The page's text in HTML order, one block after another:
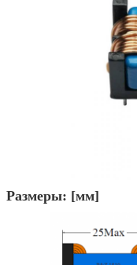
Размеры: [мм]